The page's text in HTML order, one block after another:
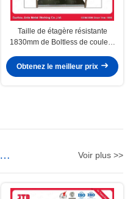
Taille de étagère résistante
1830mm de Boltless de couleur
Obtenez le meilleur prix
Voir plus >>